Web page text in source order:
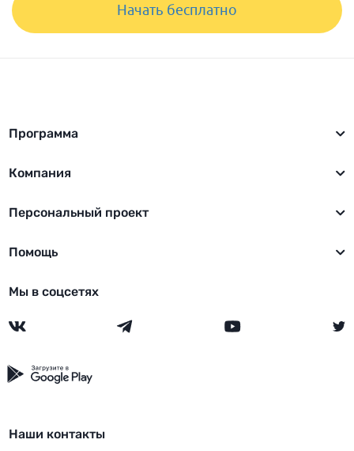
Начать бесплатно
Программа
Компания
Персональный проект
Помощь
Мы в соцсетях
Наши контакты